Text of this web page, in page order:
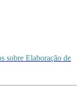
sobre Elaboração de